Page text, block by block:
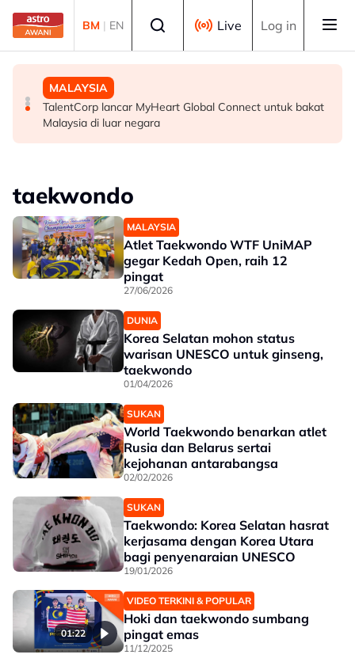
Skip to main content
BM | EN Live Log in
MALAYSIA
ICQS Bukit Kayu Hitam gempar beg disangka berisi
bom, dadah
MALAYSIA
Belum sepenggal mentadbir, Anwar berjaya pacu
Malaysia jadi 30 ekonomi terbesar dunia - Penganalisis
MALAYSIA
TalentCorp lancar MyHeart Global Connect untuk bakat
Malaysia di luar negara
taekwondo
MALAYSIA
Atlet Taekwondo WTF UniMAP
gegar Kedah Open, raih 12
pingat
27/06/2026
DUNIA
Korea Selatan mohon status
warisan UNESCO untuk ginseng,
taekwondo
01/04/2026
SUKAN
World Taekwondo benarkan atlet
Rusia dan Belarus sertai
kejohanan antarabangsa
02/02/2026
SUKAN
Taekwondo: Korea Selatan hasrat
kerjasama dengan Korea Utara
bagi penyenaraian UNESCO
19/01/2026
01:22
VIDEO TERKINI & POPULAR
Hoki dan taekwondo sumbang
pingat emas
11/12/2025